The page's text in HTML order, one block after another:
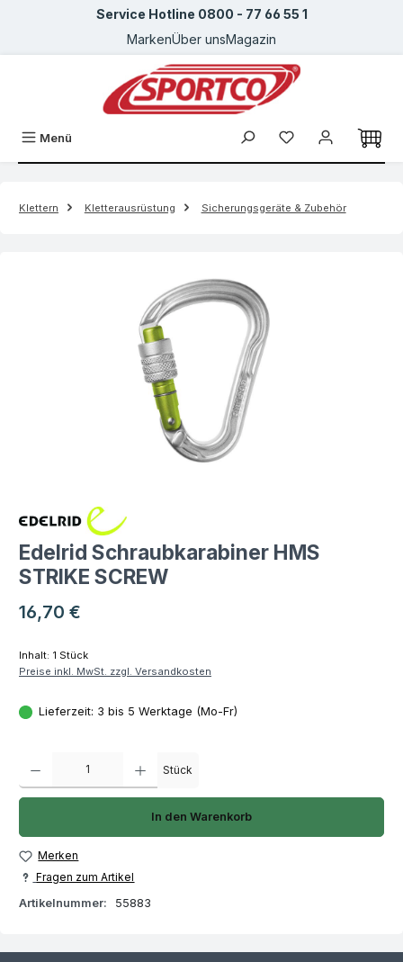
Zum Hauptinhalt springenService Hotline 0800 - 77 66 55 1
MarkenÜber unsMagazin
Menü
Klettern Kletterausrüstung Sicherungsgeräte & Zubehör
Edelrid Schraubkarabiner HMS
STRIKE SCREW
Regulärer Preis:
16,70 €
Inhalt: 1 Stück
Preise inkl. MwSt. zzgl. Versandkosten
Lieferzeit: 3 bis 5 Werktage (Mo-Fr)
Stück
In den Warenkorb
Merken
Fragen zum Artikel
Artikelnummer:
55883